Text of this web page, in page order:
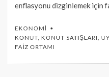
enflasyonu dizginlemek için
EKONOMI
KONUT, KONUT SATIŞLARI,
FAIZ ORTAMI